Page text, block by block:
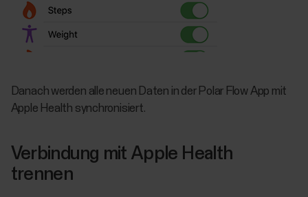
Danach werden alle neuen Daten in der Polar Flow App mit
Apple Health synchronisiert.
Verbindung mit Apple Health
trennen